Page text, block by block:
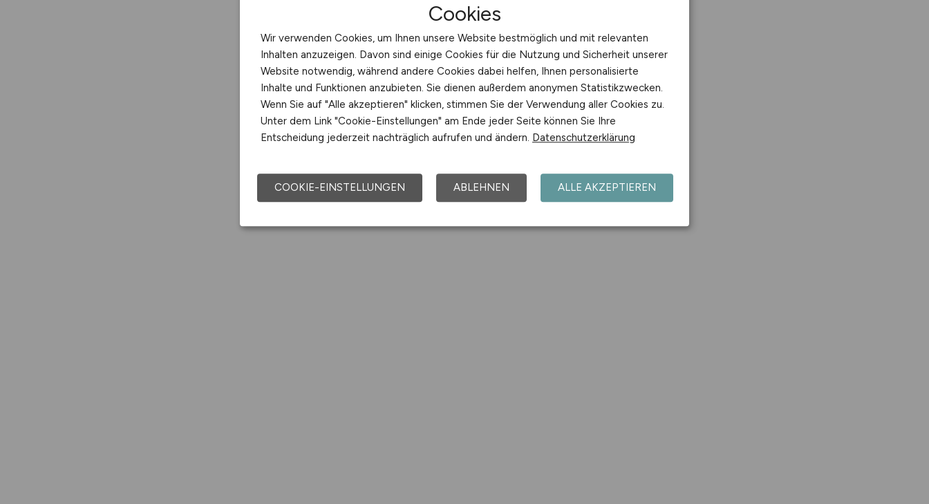
Cookies
Wir verwenden Cookies, um Ihnen unsere Website bestmöglich und mit relevanten
Inhalten anzuzeigen. Davon sind einige Cookies für die Nutzung und Sicherheit unserer
Website notwendig, während andere Cookies dabei helfen, Ihnen personalisierte
Inhalte und Funktionen anzubieten. Sie dienen außerdem anonymen Statistikzwecken.
Wenn Sie auf "Alle akzeptieren" klicken, stimmen Sie der Verwendung aller Cookies zu.
Unter dem Link "Cookie-Einstellungen" am Ende jeder Seite können Sie Ihre
Entscheidung jederzeit nachträglich aufrufen und ändern. Datenschutzerklärung
COOKIE-EINSTELLUNGEN ABLEHNEN ALLE AKZEPTIEREN